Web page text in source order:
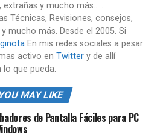
y mucho más... .
Técnicas, Revisiones, consejos,
mucho más. Desde el 2005. Si
En mis redes sociales a pesar
activo en Twittery de allí
que pueda.
YOU MAY LIKE
de Pantalla Fáciles para PC